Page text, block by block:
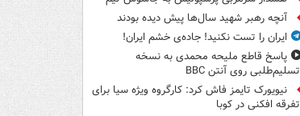
آنچه رهبر شهید سال‌ها پیش دیده بودند
ایران را تست نکنید! جاده‌ی خشم ایران!
پاسخ قاطع ملیحه محمدی به نسخه
تسلیم‌طلبی روی آنتن BBC
نیویورک تایمز فاش کرد: کارگروه ویژه سیا برای
تفرقه افکنی در کوبا